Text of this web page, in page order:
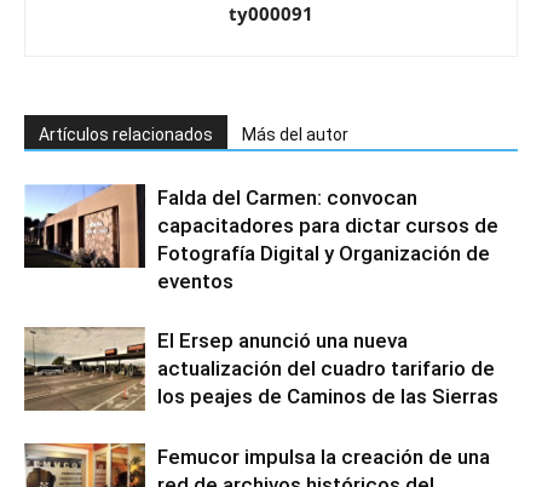
ty000091
Artículos relacionados Más del autor
Falda del Carmen: convocan
capacitadores para dictar cursos de
Fotografía Digital y Organización de
eventos
El Ersep anunció una nueva
actualización del cuadro tarifario de
los peajes de Caminos de las Sierras
Femucor impulsa la creación de una